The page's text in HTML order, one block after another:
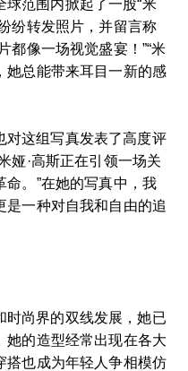
范围内掀起了一股“米
纷转发照片，并留言称
都像一场视觉盛宴！”“米
她总能带来耳目一新的感
对这组写真发表了高度评
娅·高斯正在引领一场关
。”在她的写真中，我
是一种对自我和自由的追
时尚界的双线发展，她已
她的造型经常出现在各大
搭也成为年轻人争相模仿